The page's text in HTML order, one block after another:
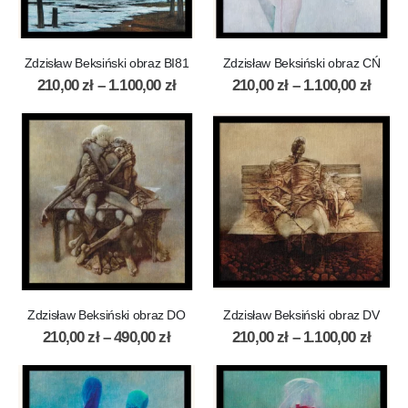
Zdzisław Beksiński obraz BI81
210,00zł – 1.100,00 zł
Zdzisław Beksiński obraz CŃ
210,00zł – 1.100,00 zł
Zdzisław Beksiński obraz DO
210,00zł – 490,00zł
Zdzisław Beksiński obraz DV
210,00zł – 1.100,00 zł